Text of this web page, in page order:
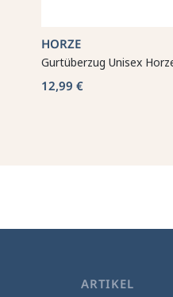
HORZE
Gurtüberzug Unisex
12,99 €
ARTIKEL